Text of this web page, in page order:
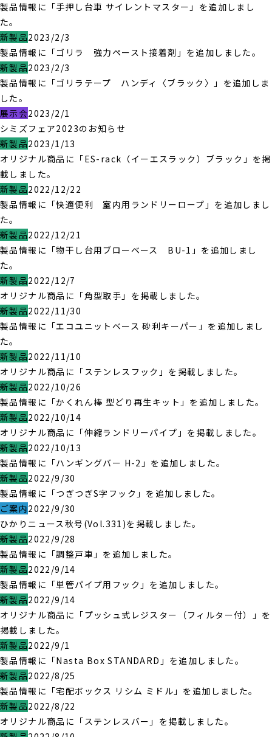
製品情報に「手押し台車 サイレントマスター」を追加しまし
た。
新製品2023/2/3
製品情報に「ゴリラ 強力ペースト接着剤」を追加しました。
新製品2023/2/3
製品情報に「ゴリラテープ ハンディ〈ブラック〉」を追加しま
した。
展示会2023/2/1
シミズフェア2023のお知らせ
新製品2023/1/13
オリジナル商品に「ES-rack（イーエスラック）ブラック」を掲
載しました。
新製品2022/12/22
製品情報に「快適便利 室内用ランドリーロープ」を追加しまし
た。
新製品2022/12/21
製品情報に「物干し台用ブローベース BU-1」を追加しまし
た。
新製品2022/12/7
オリジナル商品に「角型取手」を掲載しました。
新製品2022/11/30
製品情報に「エコユニットベース 砂利キーパー」を追加しまし
た。
新製品2022/11/10
オリジナル商品に「ステンレスフック」を掲載しました。
新製品2022/10/26
製品情報に「かくれん棒 型どり再生キット」を追加しました。
新製品2022/10/14
オリジナル商品に「伸縮ランドリーパイプ」を掲載しました。
新製品2022/10/13
製品情報に「ハンギングバー H-2」を追加しました。
新製品2022/9/30
製品情報に「つぎつぎS字フック」を追加しました。
ご案内2022/9/30
ひかりニュース秋号(Vol.331)を掲載しました。
新製品2022/9/28
製品情報に「調整戸車」を追加しました。
新製品2022/9/14
製品情報に「単管パイプ用フック」を追加しました。
新製品2022/9/14
オリジナル商品に「プッシュ式レジスター（フィルター付）」を
掲載しました。
新製品2022/9/1
製品情報に「Nasta Box STANDARD」を追加しました。
新製品2022/8/25
製品情報に「宅配ボックス リシム ミドル」を追加しました。
新製品2022/8/22
オリジナル商品に「ステンレスバー」を掲載しました。